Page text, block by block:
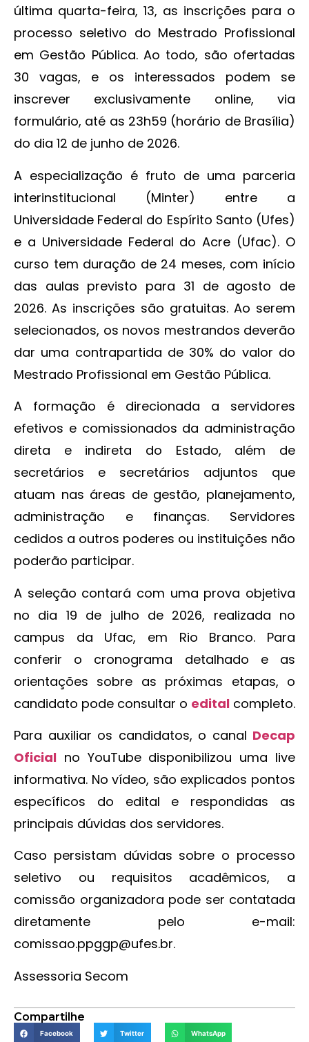
última quarta-feira, 13, as inscrições para o
processo seletivo do Mestrado Profissional
em Gestão Pública. Ao todo, são ofertadas
30 vagas, e os interessados podem se
inscrever exclusivamente online, via
formulário, até as 23h59 (horário de Brasília)
do dia 12 de junho de 2026.
A especialização é fruto de uma parceria
interinstitucional (Minter) entre a
Universidade Federal do Espírito Santo (Ufes)
e a Universidade Federal do Acre (Ufac). O
curso tem duração de 24 meses, com início
das aulas previsto para 31 de agosto de
2026. As inscrições são gratuitas. Ao serem
selecionados, os novos mestrandos deverão
dar uma contrapartida de 30% do valor do
Mestrado Profissional em Gestão Pública.
A formação é direcionada a servidores
efetivos e comissionados da administração
direta e indireta do Estado, além de
secretários e secretários adjuntos que
atuam nas áreas de gestão, planejamento,
administração e finanças. Servidores
cedidos a outros poderes ou instituições não
poderão participar.
A seleção contará com uma prova objetiva
no dia 19 de julho de 2026, realizada no
campus da Ufac, em Rio Branco. Para
conferir o cronograma detalhado e as
orientações sobre as próximas etapas, o
candidato pode consultar o edital completo.
Para auxiliar os candidatos, o canal Decap
Oficial no YouTube disponibilizou uma live
informativa. No vídeo, são explicados pontos
específicos do edital e respondidas as
principais dúvidas dos servidores.
Caso persistam dúvidas sobre o processo
seletivo ou requisitos acadêmicos, a
comissão organizadora pode ser contatada
diretamente pelo e-mail:
comissao.ppggp@ufes.br.
Assessoria Secom
Compartilhe
Facebook Twitter WhatsApp